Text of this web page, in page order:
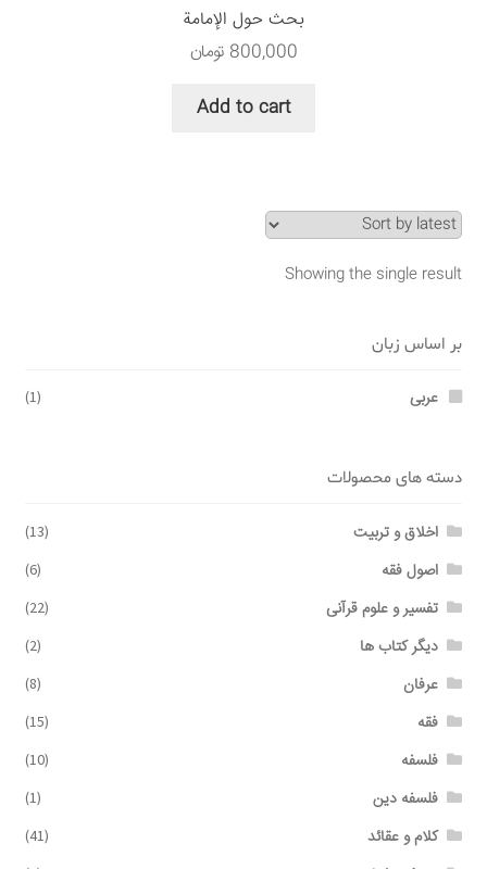
بحث حول الإمامة
800,000 تومان
Add to cart
Showing the single result
بر اساس زبان
عربی (1)
دسته های محصولات
اخلاق و تربیت (13)
اصول فقه (6)
تفسیر و علوم قرآنی (22)
دیگر کتاب ها (2)
عرفان (8)
فقه (15)
فلسفه (10)
فلسفه دین (1)
کلام و عقائد (41)